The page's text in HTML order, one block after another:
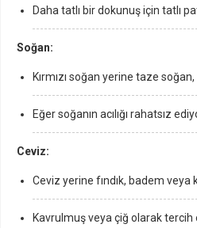
Daha tatlı bir dokunuş için tatlı
Soğan:
Kırmızı soğan yerine taze
Eğer soğanın acılığı rahatsız
Ceviz:
Ceviz yerine fındık, badem
Kavrulmuş veya çiğ olarak